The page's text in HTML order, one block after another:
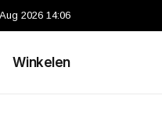
2026 14:06
Winkelen